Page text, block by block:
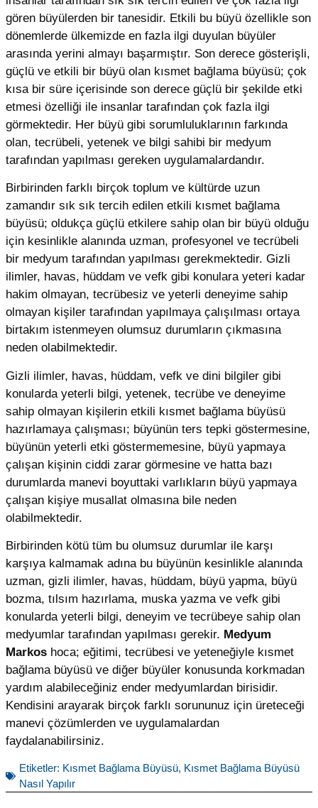
gören büyülerden bir tanesidir. Etkili bu büyü özellikle son
dönemlerde ülkemizde en fazla ilgi duyulan büyüler
arasında yerini almayı başarmıştır. Son derece gösterişli,
güçlü ve etkili bir büyü olan kısmet bağlama büyüsü; çok
kısa bir süre içerisinde son derece güçlü bir şekilde etki
etmesi özelliği ile insanlar tarafından çok fazla ilgi
görmektedir. Her büyü gibi sorumluluklarının farkında
olan, tecrübeli, yetenek ve bilgi sahibi bir medyum
tarafından yapılması gereken uygulamalardandır.
Birbirinden farklı birçok toplum ve kültürde uzun
zamandır sık sık tercih edilen etkili kısmet bağlama
büyüsü; oldukça güçlü etkilere sahip olan bir büyü olduğu
için kesinlikle alanında uzman, profesyonel ve tecrübeli
bir medyum tarafından yapılması gerekmektedir. Gizli
ilimler, havas, hüddam ve vefk gibi konulara yeteri kadar
hakim olmayan, tecrübesiz ve yeterli deneyime sahip
olmayan kişiler tarafından yapılmaya çalışılması ortaya
birtakım istenmeyen olumsuz durumların çıkmasına
neden olabilmektedir.
Gizli ilimler, havas, hüddam, vefk ve dini bilgiler gibi
konularda yeterli bilgi, yetenek, tecrübe ve deneyime
sahip olmayan kişilerin etkili kısmet bağlama büyüsü
hazırlamaya çalışması; büyünün ters tepki göstermesine,
büyünün yeterli etki göstermemesine, büyü yapmaya
çalışan kişinin ciddi zarar görmesine ve hatta bazı
durumlarda manevi boyuttaki varlıkların büyü yapmaya
çalışan kişiye musallat olmasına bile neden
olabilmektedir.
Birbirinden kötü tüm bu olumsuz durumlar ile karşı
karşıya kalmamak adına bu büyünün kesinlikle alanında
uzman, gizli ilimler, havas, hüddam, büyü yapma, büyü
bozma, tılsım hazırlama, muska yazma ve vefk gibi
konularda yeterli bilgi, deneyim ve tecrübeye sahip olan
medyumlar tarafından yapılması gerekir. Medyum
Markos hoca; eğitimi, tecrübesi ve yeteneğiyle kısmet
bağlama büyüsü ve diğer büyüler konusunda korkmadan
yardım alabileceğiniz ender medyumlardan birisidir.
Kendisini arayarak birçok farklı sorununuz için üreteceği
manevi çözümlerden ve uygulamalardan
faydalanabilirsiniz.
Etiketler: Kısmet Bağlama Büyüsü, Kısmet Bağlama Büyüsü
Nasıl Yapılır